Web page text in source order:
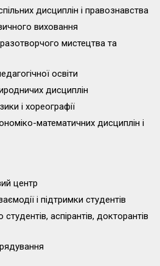
дисциплін і правознавства
виховання
мистецтва та
освіти
дисциплін
і хореографії
математичних дисциплін і
центр
і підтримки студентів
аспірантів, докторантів